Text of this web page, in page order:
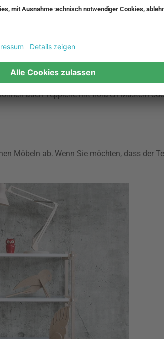
über gestreifte Teppiche und
auch Teppiche mit floralen Mustern
Möbeln ab. Wenn Sie möchten, dass der